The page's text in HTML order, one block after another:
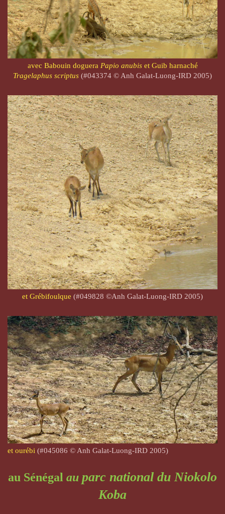
avec Babouin doguera Papio anubiset Guib harnaché
Tragelaphus scriptus (#043374 © Anh Galat-Luong-IRD 2005)
et Grébifoulque (#049828 ©Anh Galat-Luong-IRD 2005)
et ourébi (#045086 © Anh Galat-Luong-IRD 2005)
au Sénégal au parc national du Niokolo
Koba